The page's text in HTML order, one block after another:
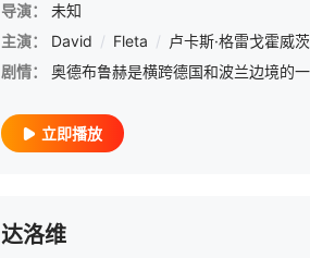
导演：
未知
主演：
David / Fleta / 卢卡斯·格雷戈霍威茨
剧情：
立即播放
达洛维